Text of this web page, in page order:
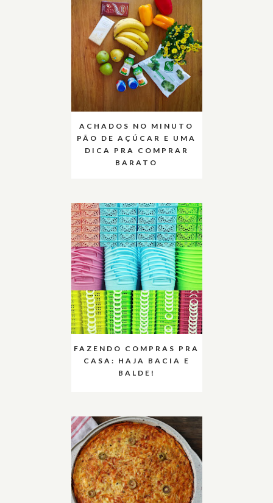
ACHADOS NO MINUTO
PÃO DE AÇÚCAR E UMA
DICA PRA COMPRAR
BARATO
FAZENDO COMPRAS PRA
CASA: HAJA BACIA E
BALDE!